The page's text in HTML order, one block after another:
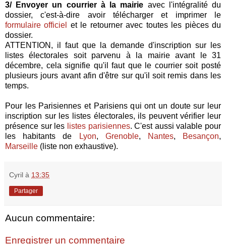
3/ Envoyer un courrier à la mairie avec l'intégralité du
dossier, c'est-à-dire avoir télécharger et imprimer le
formulaire officiel
et le retourner avec toutes les pièces du
dossier.
ATTENTION, il faut que la demande d'inscription sur les
listes électorales soit parvenu à la mairie avant le 31
décembre, cela signifie qu'il faut que le courrier soit posté
plusieurs jours avant afin d'être sur qu'il soit remis dans les
temps.
Pour les Parisiennes et Parisiens qui ont un doute sur leur
inscription sur les listes électorales, ils peuvent vérifier leur
présence sur les listes parisiennes. C'est aussi valable pour
les habitants de
Lyon, Grenoble, Nantes, Besançon,
Marseille (liste non exhaustive).
Cyril à 13:35
Partager
Aucun commentaire:
Enregistrer un commentaire